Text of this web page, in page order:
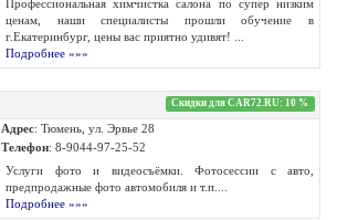
Профессиональная химчистка салона по супер низким
ценам, наши специалисты прошли обучение в
г.Екатеринбург, цены вас приятно удивят! ...
Подробнее »»»
Скидки для CAR72.RU: 10 %
Адрес: Тюмень, ул. Эрвье 28
Телефон: 8-9044-97-25-52
Услуги фото и видеосъёмки. Фотосессии с авто,
предпродажные фото автомобиля и т.п....
Подробнее »»»